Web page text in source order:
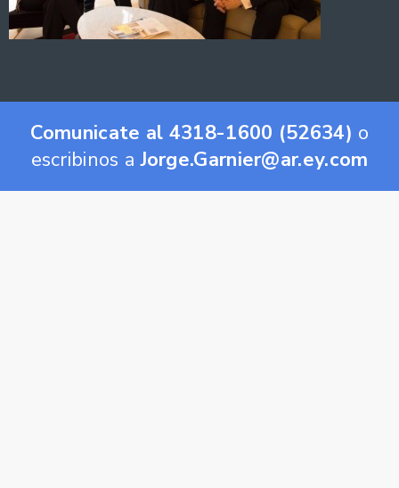
Comunicate al 4318-1600 (52634) o
escribinos aJorge.Garnier@ar.ey.com